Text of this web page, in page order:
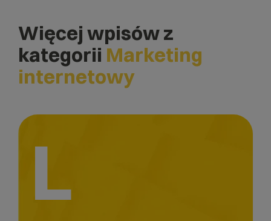
Więcej wpisów z
kategorii Marketing
internetowy
L